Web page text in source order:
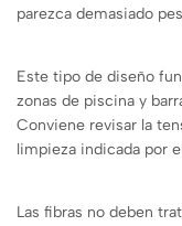
parezca demasiado
Este tipo de diseño
zonas de piscina y
Conviene revisar la
limpieza indicada por
Las fibras no deben